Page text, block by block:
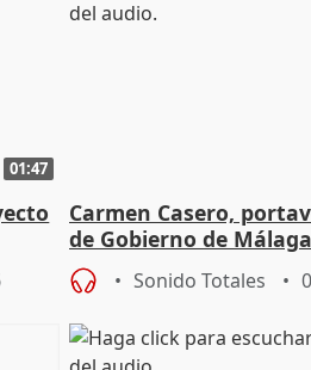
01:47
Carmen Casero,
de Gobierno de
de Pérez de Siles
Sonido Totales